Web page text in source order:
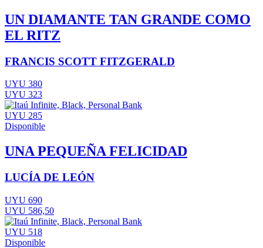
UN DIAMANTE TAN GRANDE COMO
EL RITZ
FRANCIS SCOTT FITZGERALD
UYU 380
UYU 323
UYU 285
Disponible
UNA PEQUEÑA FELICIDAD
LUCÍA DE LEÓN
UYU 690
UYU 586,50
UYU 518
Disponible